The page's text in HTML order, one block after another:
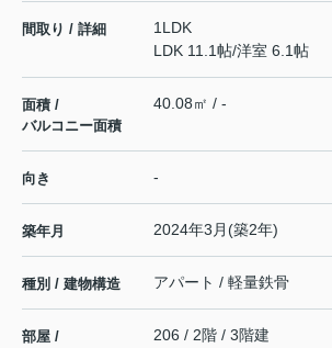
間取り / 詳細
1LDK
LDK 11.1帖/洋室 6.1帖
面積 /
バルコニー面積
40.08㎡ / -
向き -
築年月 2024年3月(築2年)
種別 / 建物構造 アパート / 軽量鉄骨
部屋 /
206 / 2階 / 3階建